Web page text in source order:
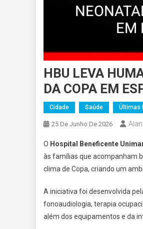
HBU LEVA
DA COPA EM
Cidade Saúde Últimas
25 De Junho De 2026
O Hospital Beneficente
às famílias que acompanham
clima de Copa, criando um
A iniciativa foi desenvolvida
fonoaudiologia, terapia
além dos equipamentos e da